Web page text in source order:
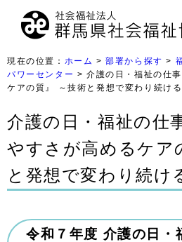
現在の位置： ホーム >部署から探す >
パワーセンター > 介護の日・福祉の仕
ケアの質』 ～技術と発想で変わり続け
介護の日・福祉の仕
やすさが高めるケア
と発想で変わり続け
令和７年度 介護の日・